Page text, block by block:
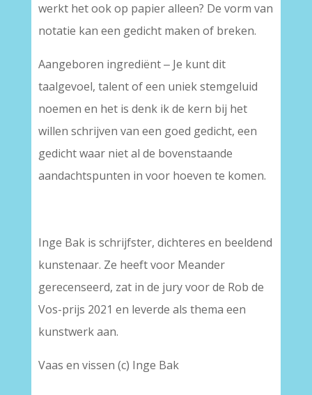
werkt het ook op papier alleen? De vorm van
notatie kan een gedicht maken of breken.
Aangeboren ingrediënt ‒ Je kunt dit
taalgevoel, talent of een uniek stemgeluid
noemen en het is denk ik de kern bij het
willen schrijven van een goed gedicht, een
gedicht waar niet al de bovenstaande
aandachtspunten in voor hoeven te komen.
Inge Bak is schrijfster, dichteres en beeldend
kunstenaar. Ze heeft voor Meander
gerecenseerd, zat in de jury voor de Rob de
Vos-prijs 2021 en leverde als thema een
kunstwerk aan.
Vaas en vissen (c) Inge Bak